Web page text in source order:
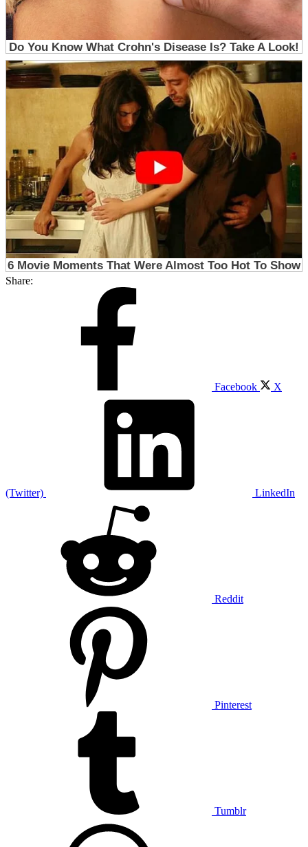
Share:
Facebook X
(Twitter) LinkedIn
Reddit
Pinterest
Tumblr